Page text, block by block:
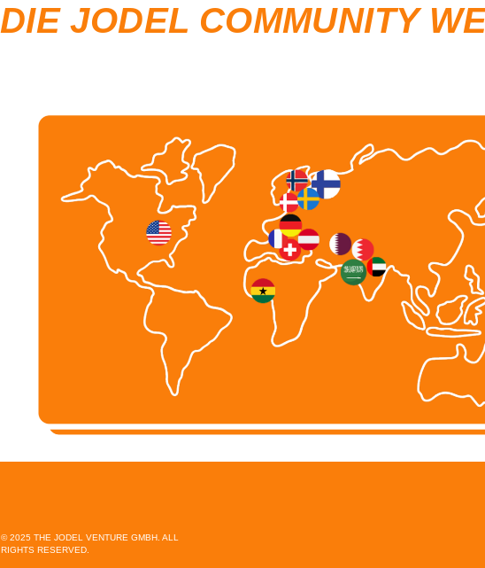
DIE JODEL COMMUNITY
© 2025 THE JODEL VENTURE GMBH. ALL
RIGHTS RESERVED.